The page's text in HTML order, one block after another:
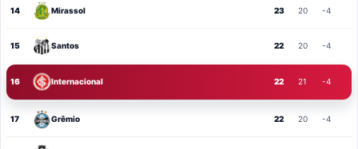
14 Mirassol 23 20 -4
15 Santos 22 20 -4
16 Internacional 22 21 -4
17 Grêmio 22 20 -4